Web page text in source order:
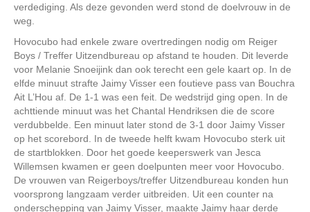
verdediging. Als deze gevonden werd stond de doelvrouw in de
weg.
Hovocubo had enkele zware overtredingen nodig om Reiger
Boys / Treffer Uitzendbureau op afstand te houden. Dit leverde
voor Melanie Snoeijink dan ook terecht een gele kaart op. In de
elfde minuut strafte Jaimy Visser een foutieve pass van Bouchra
Ait L’Hou af. De 1-1 was een feit. De wedstrijd ging open. In de
achttiende minuut was het Chantal Hendriksen die de score
verdubbelde. Een minuut later stond de 3-1 door Jaimy Visser
op het scorebord. In de tweede helft kwam Hovocubo sterk uit
de startblokken. Door het goede keeperswerk van Jesca
Willemsen kwamen er geen doelpunten meer voor Hovocubo.
De vrouwen van Reigerboys/treffer Uitzendbureau konden hun
voorsprong langzaam verder uitbreiden. Uit een counter na
onderschepping van Jaimy Visser, maakte Jaimy haar derde